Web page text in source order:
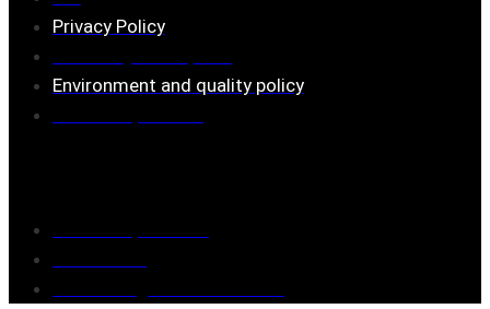
Privacy Policy
Environment and quality policy